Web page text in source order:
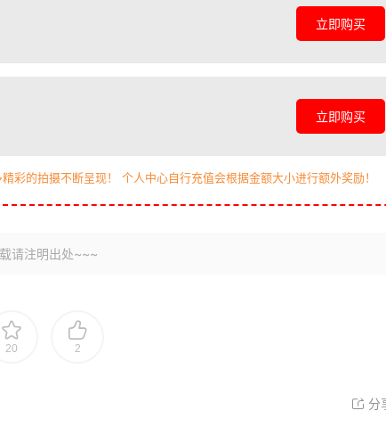
立即购买
立即购买
彩的拍摄不断呈现！ 个人中心自行充值会根据金额大小进行额外奖励！
请注明出处~~~
20 2
分